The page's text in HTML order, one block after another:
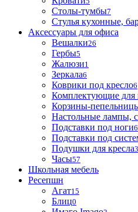
Столы-тумбы7
Стулья кухонные,
Аксессуары для офиса
Вешалки26
Гербы5
Жалюзи1
Зеркала6
Коврики под кресло6
Комплектующие для
Корзины-
Настольные лампы,
Подставки под ноги6
Подставки под
Подушки для кресла3
Часы57
Школьная мебель
Ресепшн
Агат15
Блиц0